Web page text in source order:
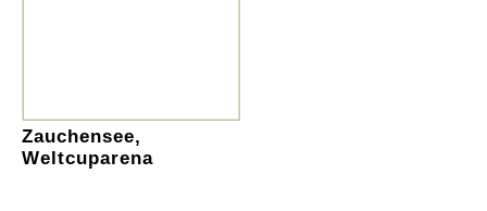
Zauchensee,
Weltcuparena